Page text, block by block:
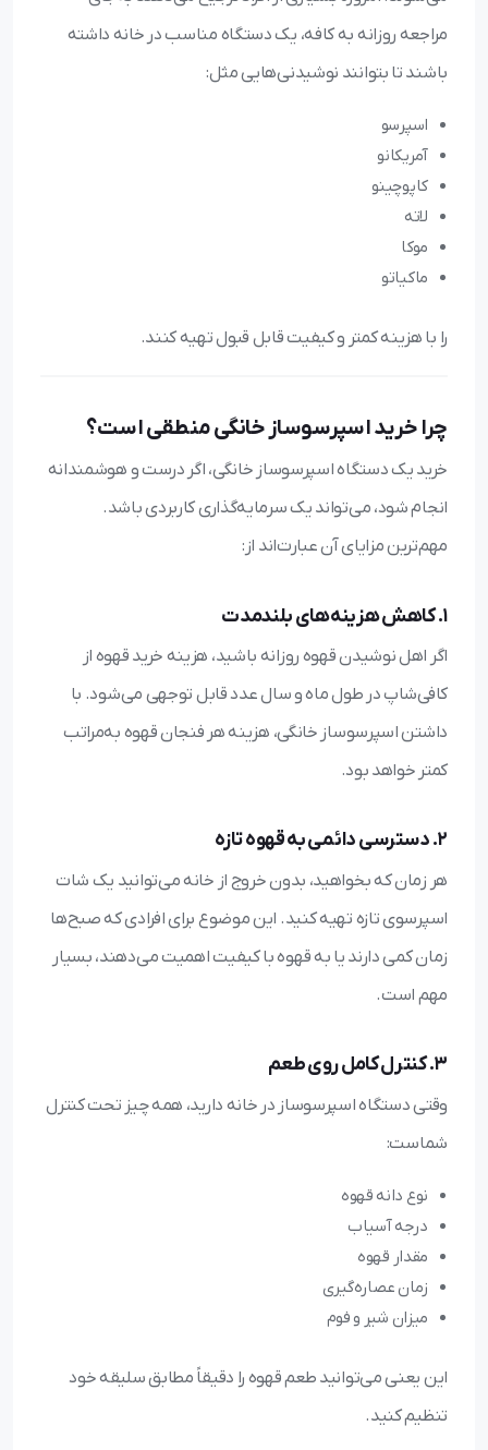
مراجعه روزانه به کافه، یک دستگاه مناسب در خانه داشته
باشند تا بتوانند نوشیدنی‌هایی مثل:
اسپرسو
آمریکانو
کاپوچینو
لاته
موکا
ماکیاتو
را با هزینه کمتر و کیفیت قابل قبول تهیه کنند.
چرا خرید اسپرسوساز خانگی منطقی است؟
خرید یک دستگاه اسپرسوساز خانگی، اگر درست و هوشمندانه
انجام شود، می‌تواند یک سرمایه‌گذاری کاربردی باشد.
مهم‌ترین مزایای آن عبارت‌اند از:
1. کاهش هزینه‌های بلندمدت
اگر اهل نوشیدن قهوه روزانه باشید، هزینه خرید قهوه از
کافی‌شاپ در طول ماه و سال عدد قابل توجهی می‌شود. با
داشتن اسپرسوساز خانگی، هزینه هر فنجان قهوه به‌مراتب
کمتر خواهد بود.
2. دسترسی دائمی به قهوه تازه
هر زمان که بخواهید، بدون خروج از خانه می‌توانید یک شات
اسپرسوی تازه تهیه کنید. این موضوع برای افرادی که صبح‌ها
زمان کمی دارند یا به قهوه با کیفیت اهمیت می‌دهند، بسیار
مهم است.
3. کنترل کامل روی طعم
وقتی دستگاه اسپرسوساز در خانه دارید، همه چیز تحت کنترل
شماست:
نوع دانه قهوه
درجه آسیاب
مقدار قهوه
زمان عصاره‌گیری
میزان شیر و فوم
این یعنی می‌توانید طعم قهوه را دقیقاً مطابق سلیقه خود
تنظیم کنید.